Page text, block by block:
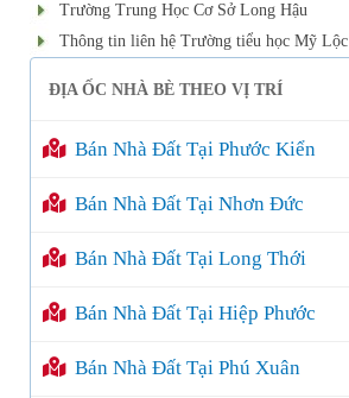
Trường Trung Học Cơ Sở Long Hậu
Thông tin liên hệ Trường tiểu học Mỹ Lộc
ĐỊA ỐC NHÀ BÈ THEO VỊ TRÍ
Bán Nhà Đất Tại Phước Kiển
Bán Nhà Đất Tại Nhơn Đức
Bán Nhà Đất Tại Long Thới
Bán Nhà Đất Tại Hiệp Phước
Bán Nhà Đất Tại Phú Xuân